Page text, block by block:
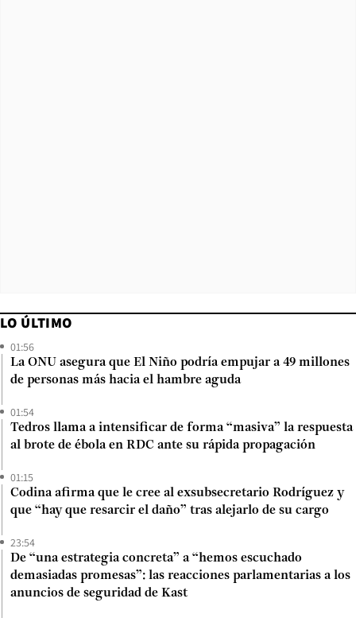
LO ÚLTIMO
01:56
La ONU asegura que El Niño podría empujar a 49 millones
de personas más hacia el hambre aguda
01:54
Tedros llama a intensificar de forma “masiva” la respuesta
al brote de ébola en RDC ante su rápida propagación
01:15
Codina afirma que le cree al exsubsecretario Rodríguez y
que “hay que resarcir el daño” tras alejarlo de su cargo
23:54
De “una estrategia concreta” a “hemos escuchado
demasiadas promesas”: las reacciones parlamentarias a los
anuncios de seguridad de Kast